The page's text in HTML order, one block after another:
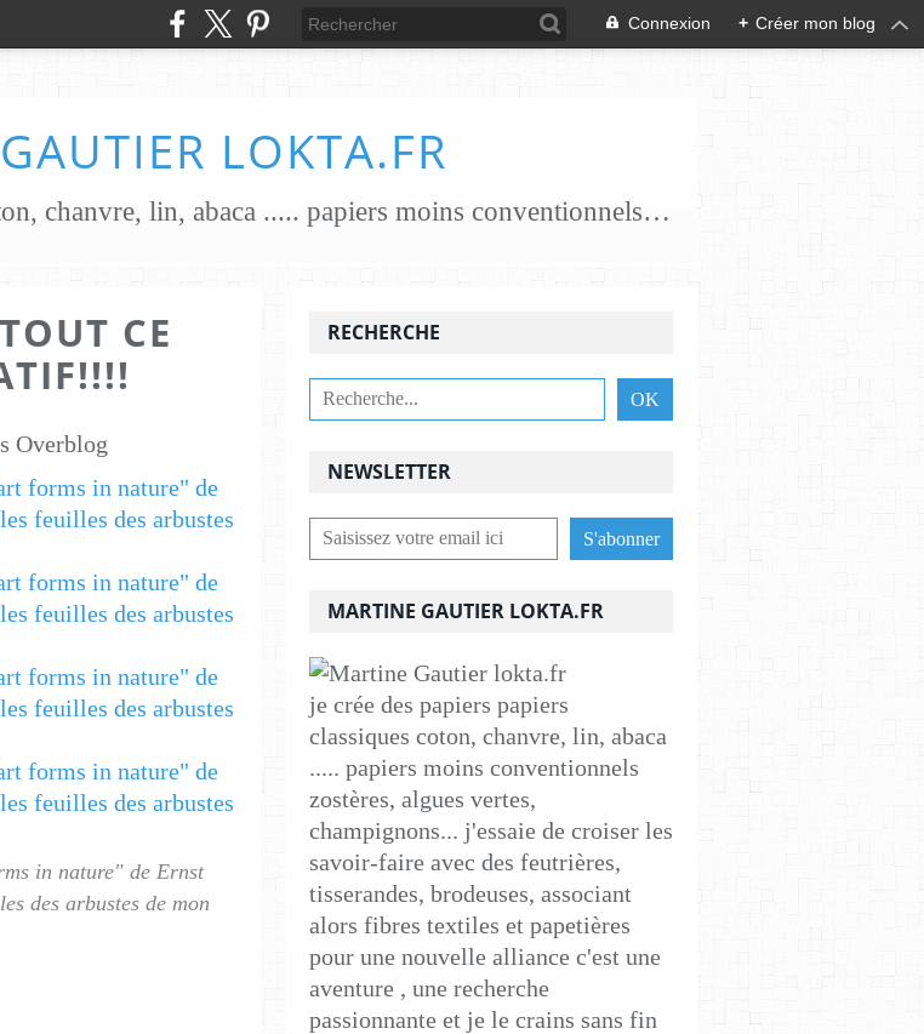
Connexion + Créer mon blog
LOKTA.FR
je crée des papiers papiers classiques coton, chanvre, lin, abaca ..... papiers moins conventionnels zostères, algues vertes, champignons... j'essaie de croiser les savoir-faire avec des feutrières, tisserandes, brodeuses, associant alors fibres textiles et papetières pour une nouvelle alliance c'est une aventure , une recherche passionnante et je le crains sans fin ,........................
CE
Overblog
in nature" de Ernst
des arbustes de mon
NEWSLETTER
RECHERCHE
MARTINE GAUTIER LOKTA.FR
je crée des papiers papiers
classiques coton, chanvre, lin, abaca
..... papiers moins conventionnels
zostères, algues vertes,
champignons... j'essaie de croiser les
savoir-faire avec des feutrières,
tisserandes, brodeuses, associant
alors fibres textiles et papetières
pour une nouvelle alliance c'est une
aventure , une recherche
passionnante et je le crains sans fin